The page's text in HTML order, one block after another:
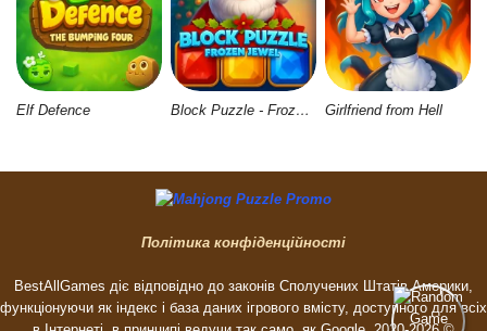
Elf Defence Block Puzzle - Frozen Jewel Girlfriend from Hell
Політика конфіденційності
BestAllGames діє відповідно до законів Сполучених Штатів Америки,
функціонуючи як індекс і база даних ігрового вмісту, доступного для всіх